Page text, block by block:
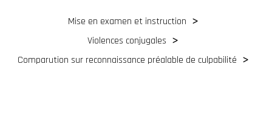
Mise en examen et instruction
Violences conjugales
Comparution sur reconnaissance préalable de culpabilité